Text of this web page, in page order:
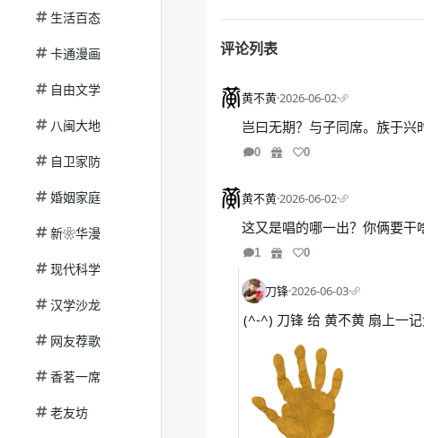
生活百态
卡通漫画
自由文学
八闽大地
自卫家防
婚姻家庭
新❀华漫
现代科学
汉学沙龙
网友荐歌
香茗一席
老友坊
评论列表
黄不黄·2026-06-02·
岂曰无期？与子同席。族于
0 0
黄不黄·2026-06-02·
这又是唱的哪一出？你俩要干
1 0
刀锋·2026-06-03·
(^-^) 刀锋 给 黄不黄 扇上一记